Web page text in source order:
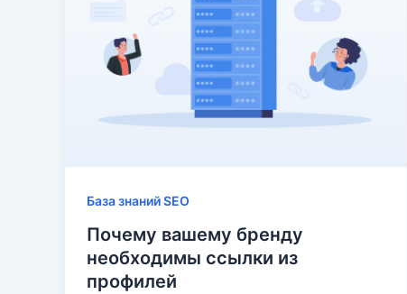
База знаний SEO
Почему вашему бренду
необходимы ссылки из
профилей